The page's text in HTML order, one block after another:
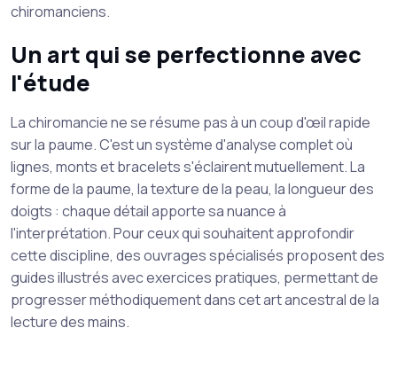
chiromanciens.
Un art qui se perfectionne avec
l'étude
La chiromancie ne se résume pas à un coup d'œil rapide
sur la paume. C'est un système d'analyse complet où
lignes, monts et bracelets s'éclairent mutuellement. La
forme de la paume, la texture de la peau, la longueur des
doigts : chaque détail apporte sa nuance à
l'interprétation. Pour ceux qui souhaitent approfondir
cette discipline, des ouvrages spécialisés proposent des
guides illustrés avec exercices pratiques, permettant de
progresser méthodiquement dans cet art ancestral de la
lecture des mains.